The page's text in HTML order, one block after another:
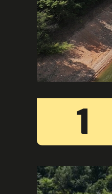
1